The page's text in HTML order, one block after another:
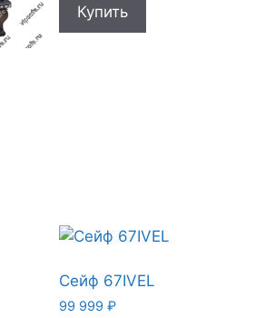
Купить
Сейф 67IVEL
99 999 ₽